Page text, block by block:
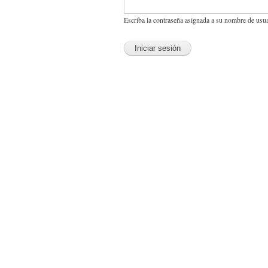
Escriba la contraseña asignada a su nombre de